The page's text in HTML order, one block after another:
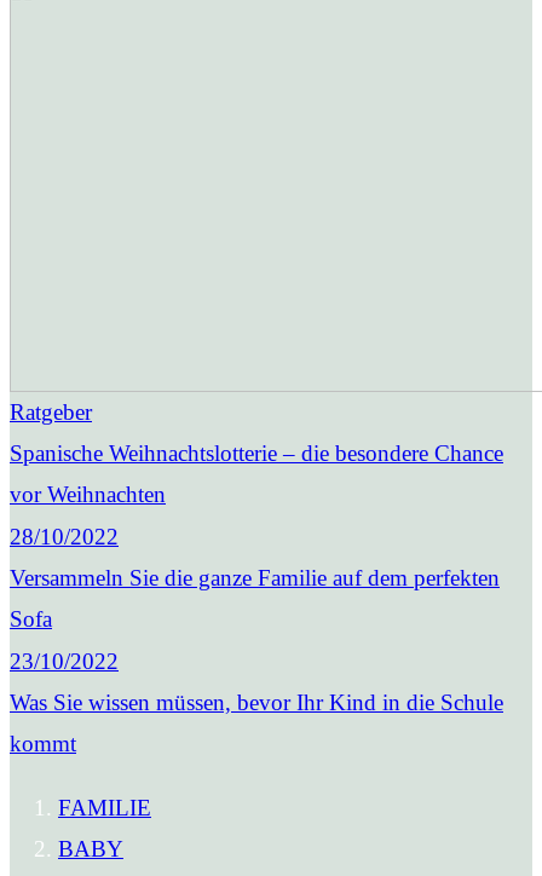
Ratgeber
Spanische Weihnachtslotterie – die besondere Chance
vor Weihnachten
28/10/2022
Versammeln Sie die ganze Familie auf dem perfekten
Sofa
23/10/2022
Was Sie wissen müssen, bevor Ihr Kind in die Schule
kommt
FAMILIE
BABY